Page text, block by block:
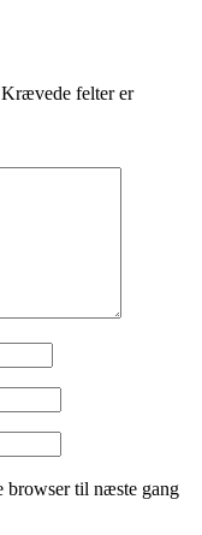
Krævede felter er
browser til næste gang